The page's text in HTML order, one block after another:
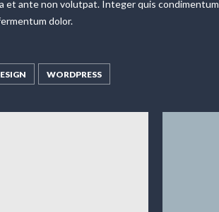
et ante non volutpat. Integer quis condimentum
dolor.
WORDPRESS